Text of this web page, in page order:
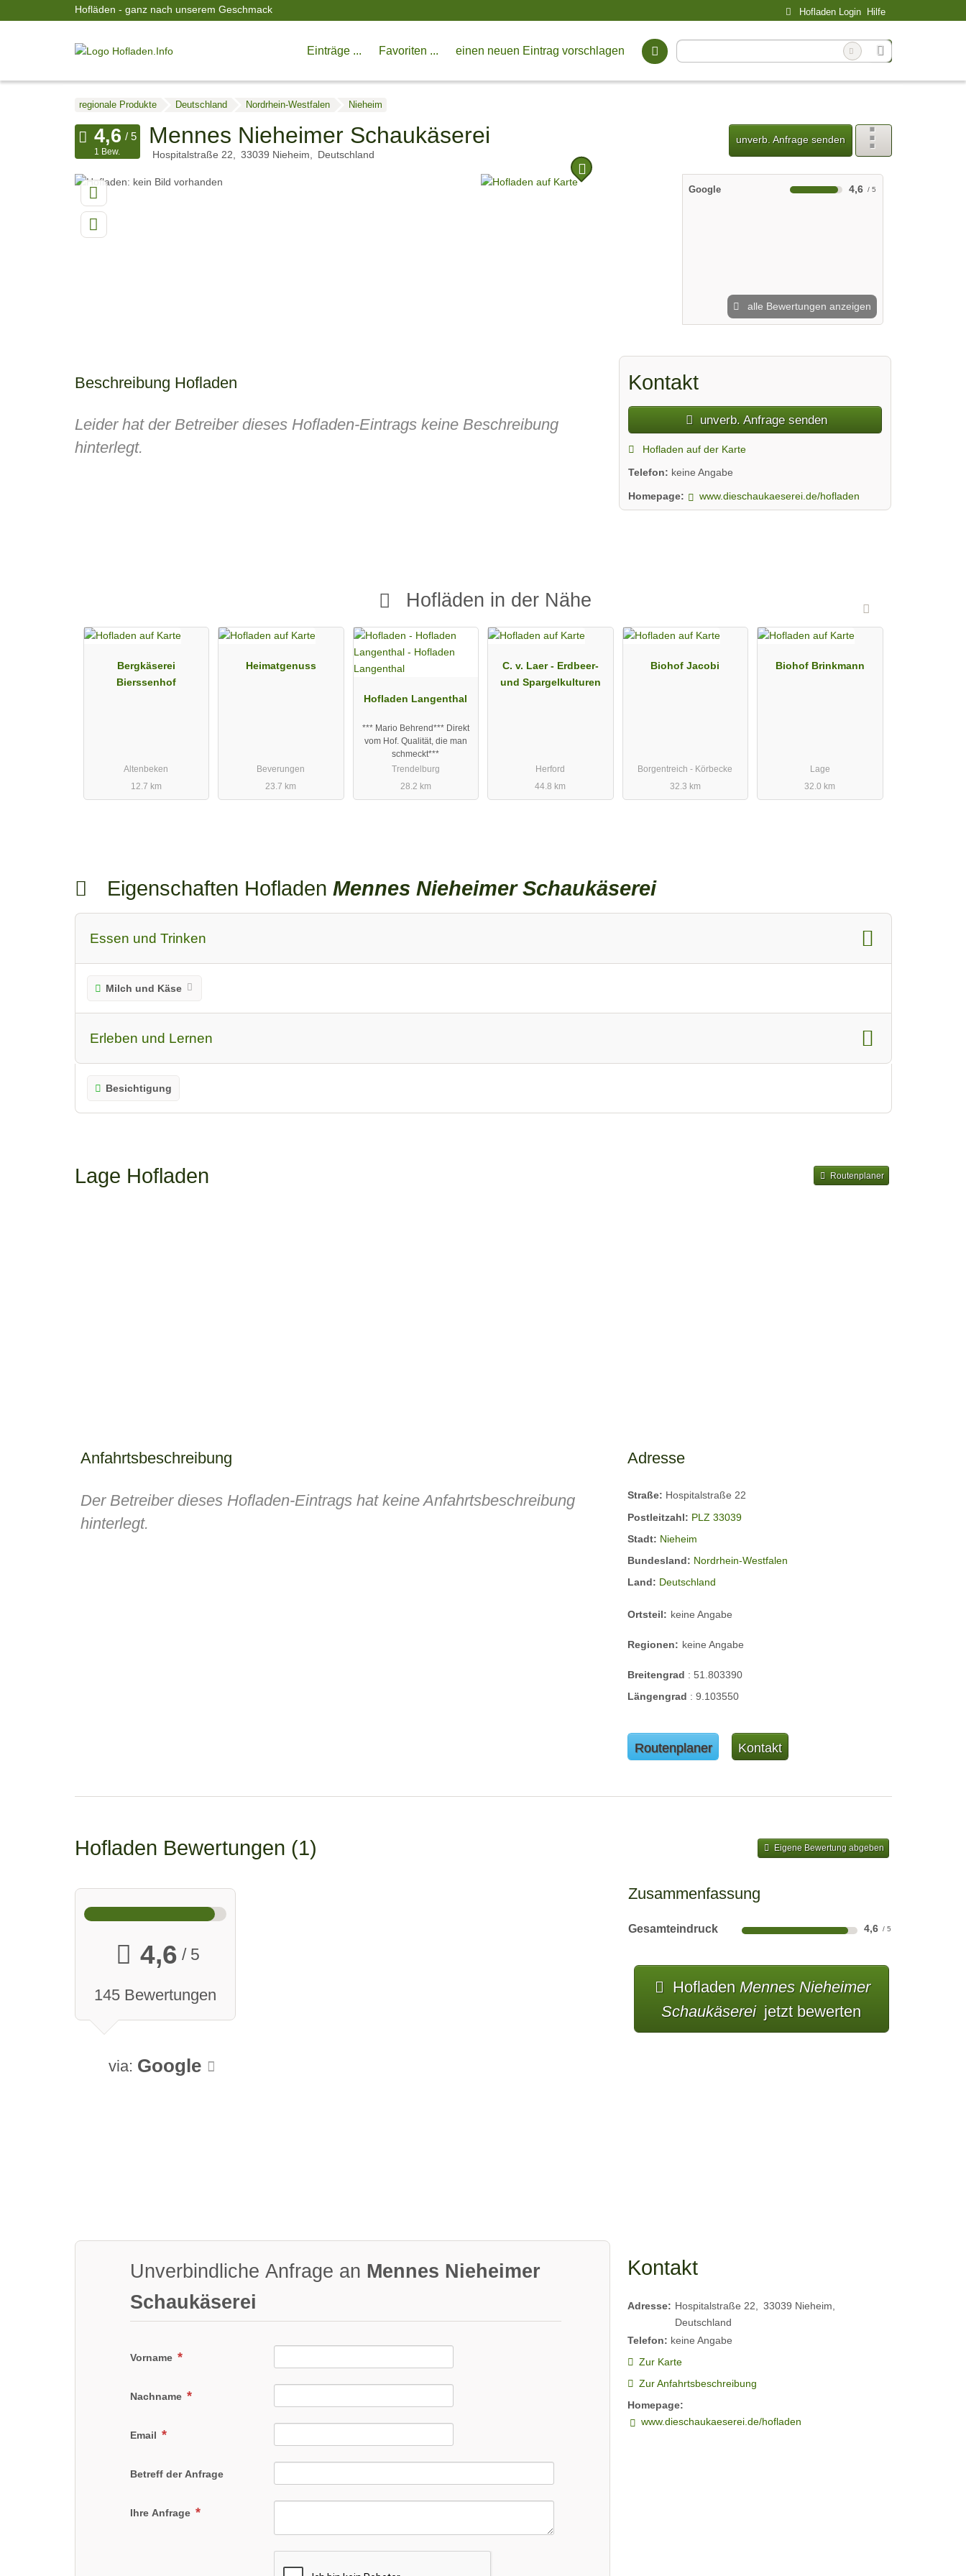
Hofläden - ganz nach unserem Geschmack Hofladen Login Hilfe
Einträge ... Favoriten ... einen neuen Eintrag vorschlagen
regionale Produkte Deutschland Nordrhein-Westfalen Nieheim
Mennes Nieheimer Schaukäserei
Hospitalstraße 22 33039 Nieheim Deutschland
unverb. Anfrage senden
1 Bew.
Google 4,6
alle Bewertungen anzeigen
Beschreibung Hofladen
Leider hat der Betreiber dieses Hofladen-Eintrags keine Beschreibung
hinterlegt.
Kontakt
unverb. Anfrage senden
Hofladen auf der Karte
Telefon: keine Angabe
Homepage: www.dieschaukaeserei.de/hofladen
Hofläden in der Nähe
Bergkäserei
Bierssenhof
Altenbeken
12.7 km
Heimatgenuss
Beverungen
23.7 km
Hofladen Langenthal
*** Mario Behrend*** Direkt
vom Hof. Qualität, die man
schmeckt***
Trendelburg
28.2 km
C. v. Laer - Erdbeer-
und Spargelkulturen
Herford
44.8 km
Biohof Jacobi
Borgentreich - Körbecke
32.3 km
Biohof Brinkmann
Lage
32.0 km
Eigenschaften Hofladen Mennes Nieheimer Schaukäserei
Essen und Trinken
Milch und Käse
Erleben und Lernen
Besichtigung
Lage Hofladen Routenplaner
Anfahrtsbeschreibung
Der Betreiber dieses Hofladen-Eintrags hat keine Anfahrtsbeschreibung
hinterlegt.
Adresse
Straße: Hospitalstraße 22
Postleitzahl: PLZ 33039
Stadt: Nieheim
Bundesland: Nordrhein-Westfalen
Land: Deutschland
Ortsteil: keine Angabe
Regionen: keine Angabe
Breitengrad :51.803390
Längengrad :9.103550
Routenplaner Kontakt
Hofladen Bewertungen 1 Eigene Bewertung abgeben
Zusammenfassung
Gesamteindruck 4,6
Hofladen Mennes Nieheimer
Schaukäserei jetzt bewerten
4,6 / 5
145 Bewertungen
via: Google
Unverbindliche Anfrage an Mennes Nieheimer
Schaukäserei
Vorname
Nachname
Email
Betreff der Anfrage
Ihre Anfrage
Kontakt
Adresse: Hospitalstraße 22 33039 Nieheim
Deutschland
Telefon: keine Angabe
Zur Karte
Zur Anfahrtsbeschreibung
Homepage:
www.dieschaukaeserei.de/hofladen